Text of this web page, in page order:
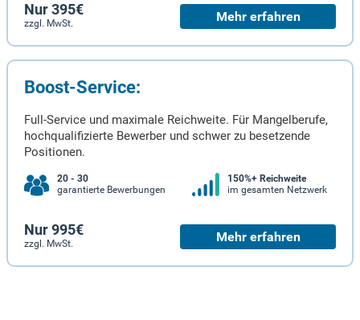
Nur 395€
zzgl. MwSt. Mehr erfahren
Boost-Service:
Full-Service und maximale Reichweite. Für Mangelberufe,
hochqualifizierte Bewerber und schwer zu besetzende
Positionen.
20 - 30
garantierte Bewerbungen
150%+ Reichweite
im gesamten Netzwerk
Nur 995€
zzgl. MwSt. Mehr erfahren